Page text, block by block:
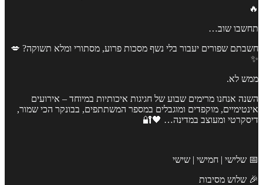
🔥
תחשבו שוב…
חשבתם שפורים יעבור בלי נשף מסכות פרוע, מסתורי ומלא תשוקה? 💋
✨
ממש לא.
השנה אנחנו מרימים שבוע של חגיגות איכותיות במיוחד – אירועים
אינטימיים, מוקפדים ומוגבלים במספר המשתתפים, בבונקר הכי שמור,
דיסקרטי ומעוצב במדינה… 🖤🔐
📅 שלישי | חמישי | שישי
🎉 שלוש מסיבות